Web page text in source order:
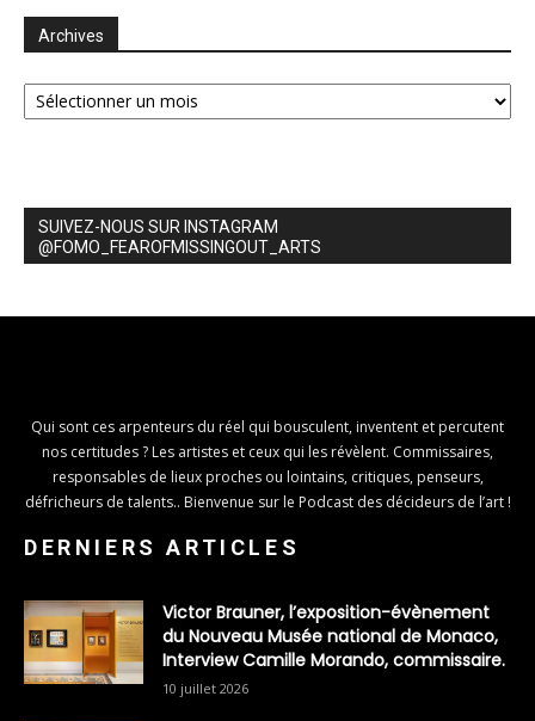
Archives
Archives
SUIVEZ-NOUS SUR INSTAGRAM
@FOMO_FEAROFMISSINGOUT_ARTS
Qui sont ces arpenteurs du réel qui bousculent, inventent et percutent
nos certitudes ? Les artistes et ceux qui les révèlent. Commissaires,
responsables de lieux proches ou lointains, critiques, penseurs,
défricheurs de talents.. Bienvenue sur le Podcast des décideurs de l’art !
DERNIERS ARTICLES
Victor Brauner, l’exposition-évènement
du Nouveau Musée national de Monaco,
Interview Camille Morando, commissaire.
10 juillet 2026